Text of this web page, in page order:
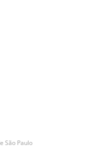
São Paulo